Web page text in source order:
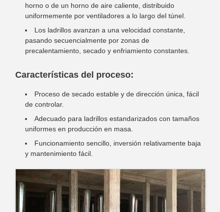
horno o de un horno de aire caliente, distribuido
uniformemente por ventiladores a lo largo del túnel.
Los ladrillos avanzan a una velocidad constante,
pasando secuencialmente por zonas de
precalentamiento, secado y enfriamiento constantes.
Características del proceso:
Proceso de secado estable y de dirección única, fácil
de controlar.
Adecuado para ladrillos estandarizados con tamaños
uniformes en producción en masa.
Funcionamiento sencillo, inversión relativamente baja
y mantenimiento fácil.